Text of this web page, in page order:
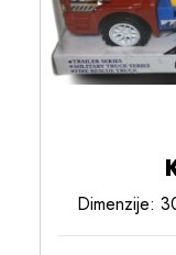
Dimenzije: